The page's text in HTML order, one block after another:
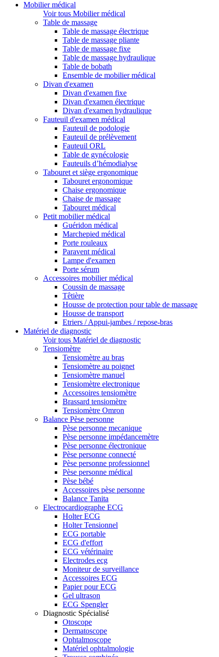
Mobilier médical
Voir tous Mobilier médical
Table de massage
Table de massage électrique
Table de massage pliante
Table de massage fixe
Table de massage hydraulique
Table de bobath
Ensemble de mobilier médical
Divan d'examen
Divan d'examen fixe
Divan d'examen électrique
Divan d'examen hydraulique
Fauteuil d'examen médical
Fauteuil de podologie
Fauteuil de prélèvement
Fauteuil ORL
Table de gynécologie
Fauteuils d’hémodialyse
Tabouret et siège ergonomique
Tabouret ergonomique
Chaise ergonomique
Chaise de massage
Tabouret médical
Petit mobilier médical
Guéridon médical
Marchepied médical
Porte rouleaux
Paravent médical
Lampe d'examen
Porte sérum
Accessoires mobilier médical
Coussin de massage
Têtière
Housse de protection pour table de massage
Housse de transport
Etriers / Appui-jambes / repose-bras
Matériel de diagnostic
Voir tous Matériel de diagnostic
Tensiomètre
Tensiomètre au bras
Tensiomètre au poignet
Tensiomètre manuel
Tensiomètre electronique
Accessoires tensiomètre
Brassard tensiomètre
Tensiomètre Omron
Balance Pèse personne
Pèse personne mecanique
Pèse personne impédancemètre
Pèse personne électronique
Pèse personne connecté
Pèse personne professionnel
Pèse personne médical
Pèse bébé
Accessoires pèse personne
Balance Tanita
Electrocardiographe ECG
Holter ECG
Holter Tensionnel
ECG portable
ECG d'effort
ECG vétérinaire
Electrodes ecg
Moniteur de surveillance
Accessoires ECG
Papier pour ECG
Gel ultrason
ECG Spengler
Diagnostic Spécialisé
Otoscope
Dermatoscope
Ophtalmoscope
Matériel ophtalmologie